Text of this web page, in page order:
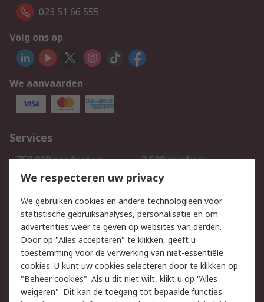
023 51 66 555
Volg ons op
We aanvaarden
Services
750.000 producten
2.500 merken
Bestellen
Inkoopoplossingen
Track & Trace
Wettelijk
Cookiebeleid
Email veiligheid
Privacybeleid
Websitevoorwaarden
Algemene
We respecteren uw privacy
We gebruiken cookies en andere technologieën voor
statistische gebruiksanalyses, personalisatie en om
advertenties weer te geven op websites van derden.
Door op "Alles accepteren" te klikken, geeft u
toestemming voor de verwerking van niet-essentiële
cookies. U kunt uw cookies selecteren door te klikken op
"Beheer cookies". Als u dit niet wilt, klikt u op "Alles
weigeren". Dit kan de toegang tot bepaalde functies